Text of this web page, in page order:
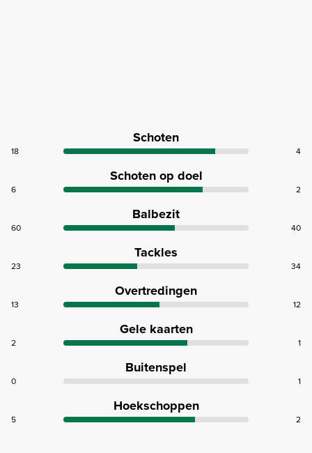
Schoten
18 4
Schoten op doel
6 2
Balbezit
60 40
Tackles
23 34
Overtredingen
13 12
Gele kaarten
2 1
Buitenspel
0 1
Hoekschoppen
5 2